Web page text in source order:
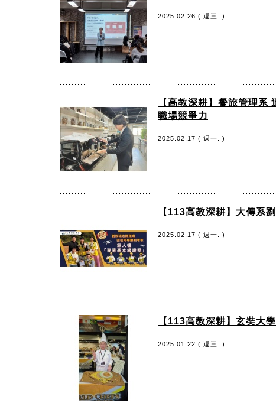
2025.02.26 ( 週三. )
【高教深耕】餐旅管理
職場競爭力
2025.02.17 ( 週一. )
【113高教深耕】大傳系
2025.02.17 ( 週一. )
【113高教深耕】玄奘大
2025.01.22 ( 週三. )